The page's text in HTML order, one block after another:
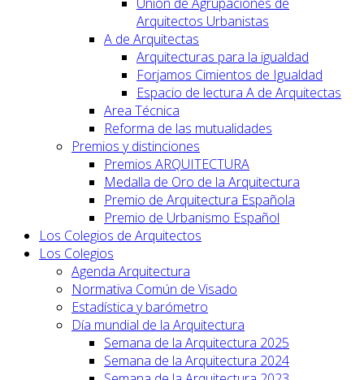
Arquitectos Urbanistas
A de Arquitectas
Arquitecturas para la igualdad
Forjamos Cimientos de Igualdad
Espacio de lectura A de Arquitectas
Area Técnica
Reforma de las mutualidades
Premios y distinciones
Premios ARQUITECTURA
Medalla de Oro de la Arquitectura
Premio de Arquitectura Española
Premio de Urbanismo Español
Los Colegios de Arquitectos
Los Colegios
Agenda Arquitectura
Normativa Común de Visado
Estadística y barómetro
Día mundial de la Arquitectura
Semana de la Arquitectura 2025
Semana de la Arquitectura 2024